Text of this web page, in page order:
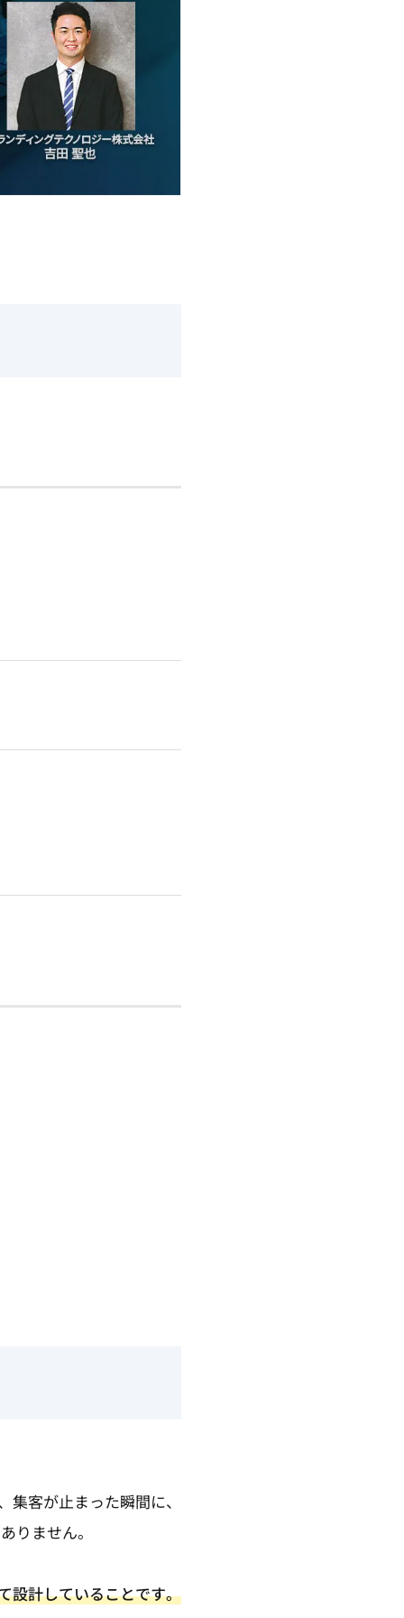
客が止まった瞬間に、
りません。
設計していることです。